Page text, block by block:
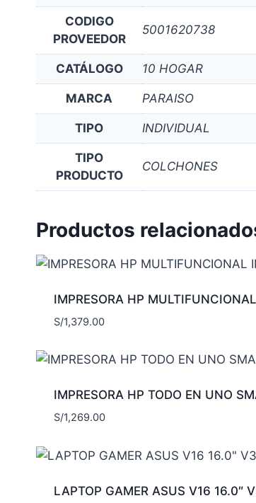
CODIGO
PROVEEDOR
5001620738
CATÁLOGO 10 HOGAR
MARCA PARAISO
TIPO INDIVIDUAL
TIPO
PRODUCTO
COLCHONES
Productos
IMPRESORA HP
S/1,379.00
IMPRESORA HP TODO EN UNO
S/1,269.00
LAPTOP GAMER ASUS V16 16.0″